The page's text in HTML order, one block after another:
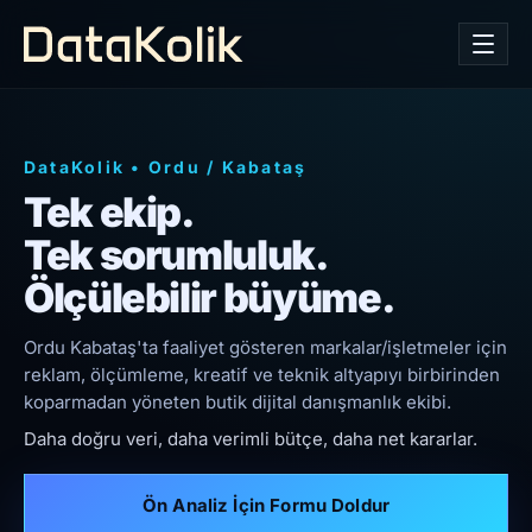
DataKolik • Ordu / Kabataş
Tek ekip.
Tek sorumluluk.
Ölçülebilir büyüme.
Ordu Kabataş'ta faaliyet gösteren markalar/işletmeler için
reklam, ölçümleme, kreatif ve teknik altyapıyı birbirinden
koparmadan yöneten butik dijital danışmanlık ekibi.
Daha doğru veri, daha verimli bütçe, daha net kararlar.
Ön Analiz İçin Formu Doldur